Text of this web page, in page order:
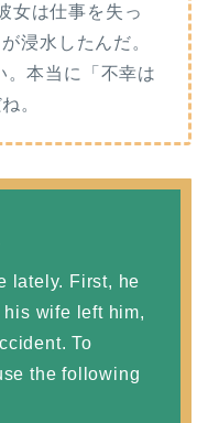
女は仕事を失っ
浸水したんだ。
。本当に「不幸は
。
lately. First, he
wife left him,
To
the following